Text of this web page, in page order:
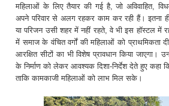
महिलाओं के लिए तैयार की गई है, जो अविवाहित,
अपने परिवार से अलग रहकर काम कर रही हैं। इतना ही
या परिजन उसी शहर में नहीं रहते, वे भी इस हॉस्टल में
में समाज के वंचित वर्गों की महिलाओं को प्राथमिकता
आरक्षित सीटों का भी विशेष प्रावधान किया जाएगा।
के निर्माण को लेकर आवश्यक दिशा-निर्देश देते हुए कहा
ताकि कामकाजी महिलाओं को लाभ मिल सके।